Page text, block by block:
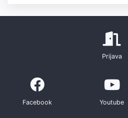
Prijava
Facebook Youtube